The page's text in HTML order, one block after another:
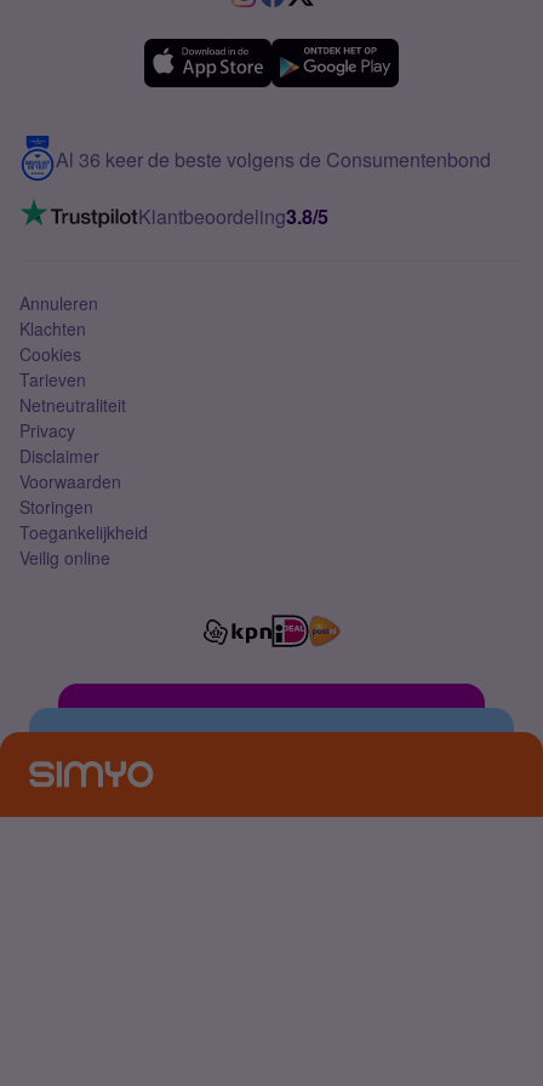
Meerdere nummers
5G internet
Mobiel internet
Mobiel abonnement
Contact
VoLTE 4G bellen
Al 36 keer de beste volgens de Consumentenbond
Klantbeoordeling3.8/5
Annuleren
Klachten
Cookies
Tarieven
Netneutraliteit
Privacy
Disclaimer
Voorwaarden
Storingen
Toegankelijkheid
Veilig online